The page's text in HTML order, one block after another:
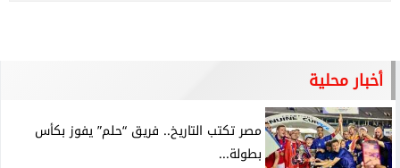
أخبار محلية
مصر تكتب التاريخ.. فريق “حلم” يفوز بكأس
بطولة...